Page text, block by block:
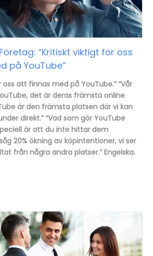
“Kritiskt viktigt för oss
på YouTube”
oss att finnas med på YouTube.” “Vår
det är deras främsta online
är den främsta platsen där vi kan
direkt.” “Vad som gör YouTube
är att du inte hittar dem
20% ökning av köpintentioner, vi ser
från några andra platser.” Engelska.